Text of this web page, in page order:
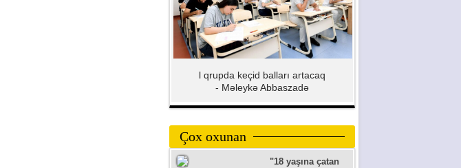
l qrupda keçid balları artacaq
- Məleykə Abbaszadə
Çox oxunan
"18 yaşına çatan